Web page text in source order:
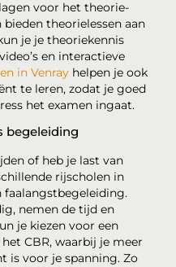
voor het theorie-
theorielessen aan
je je theoriekennis
en interactieve
in Venray helpen je ook
te leren, zodat je goed
het examen ingaat.
begeleiding
of heb je last van
rijscholen in
faalangstbegeleiding.
nemen de tijd en
je kiezen voor een
CBR, waarbij je meer
is voor je spanning. Zo